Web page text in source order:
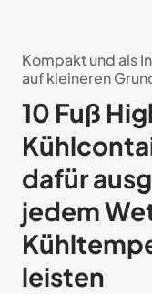
Kom­pakt und als
auf klei­ne­ren
10 Fuß
dafür
jedem
leisten